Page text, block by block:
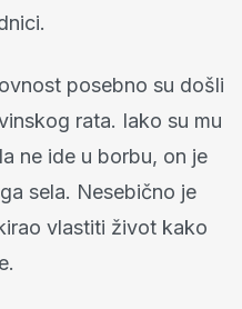
posebno su došli
rata. Iako su mu
ne ide u borbu, on je
sela. Nesebično je
vlastiti život kako